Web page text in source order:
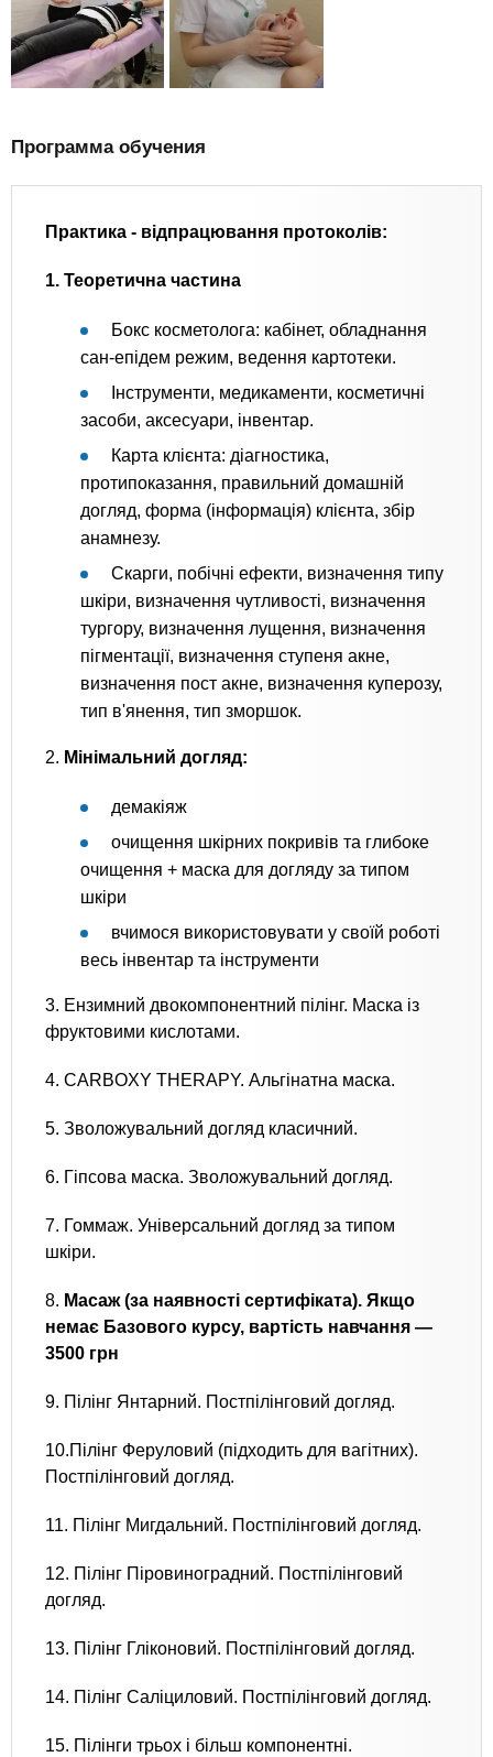
Программа обучения
Практика - відпрацювання протоколів:
1. Теоретична частина
Бокс косметолога: кабінет, обладнання
сан-епідем режим, ведення картотеки.
Інструменти, медикаменти, косметичні
засоби, аксесуари, інвентар.
Карта клієнта: діагностика,
протипоказання, правильний домашній
догляд, форма (інформація) клієнта, збір
анамнезу.
Скарги, побічні ефекти, визначення типу
шкіри, визначення чутливості, визначення
тургору, визначення лущення, визначення
пігментації, визначення ступеня акне,
визначення пост акне, визначення куперозу,
тип в'янення, тип зморшок.
2. Мінімальний догляд:
демакіяж
очищення шкірних покривів та глибоке
очищення + маска для догляду за типом
шкіри
вчимося використовувати у своїй роботі
весь інвентар та інструменти
3. Ензимний двокомпонентний пілінг. Маска із
фруктовими кислотами.
4. CARBOXY THERAPY. Альгінатна маска.
5. Зволожувальний догляд класичний.
6. Гіпсова маска. Зволожувальний догляд.
7. Гоммаж. Універсальний догляд за типом
шкіри.
8. Масаж (за наявності сертифіката). Якщо
немає Базового курсу, вартість навчання —
3500 грн
9. Пілінг Янтарний. Постпілінговий догляд.
10.Пілінг Феруловий (підходить для вагітних).
Постпілінговий догляд.
11. Пілінг Мигдальний. Постпілінговий догляд.
12. Пілінг Піровиноградний. Постпілінговий
догляд.
13. Пілінг Гліконовий. Постпілінговий догляд.
14. Пілінг Саліциловий. Постпілінговий догляд.
15. Пілінги трьох і більш компонентні.